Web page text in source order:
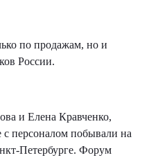
по продажам, но и
России.
и Елена Кравченко,
персоналом побывали на
Петербурге. Форум